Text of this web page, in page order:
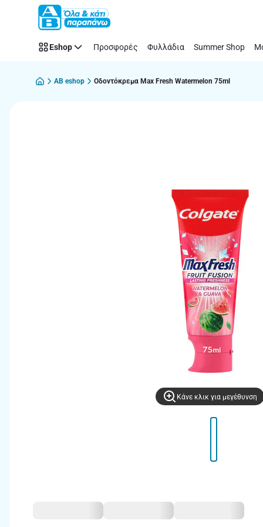
Παράλειψη
Eshop Προσφορές Φυλλάδια Summer Shop
AB eshop Οδοντόκρεμα Max Fresh Watermelon 75ml
Kάνε κλικ για μεγέθυνση